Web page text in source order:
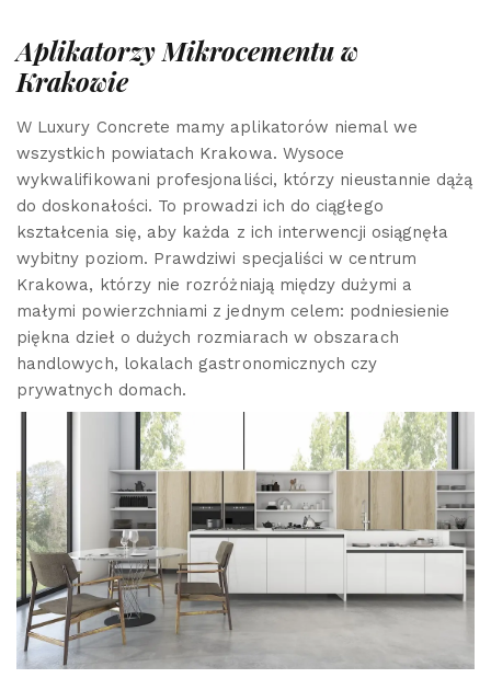
Aplikatorzy Mikrocementu w
Krakowie
W Luxury Concrete mamy aplikatorów niemal we
wszystkich powiatach Krakowa. Wysoce
wykwalifikowani profesjonaliści, którzy nieustannie dążą
do doskonałości. To prowadzi ich do ciągłego
kształcenia się, aby każda z ich interwencji osiągnęła
wybitny poziom. Prawdziwi specjaliści w centrum
Krakowa, którzy nie rozróżniają między dużymi a
małymi powierzchniami z jednym celem: podniesienie
piękna dzieł o dużych rozmiarach w obszarach
handlowych, lokalach gastronomicznych czy
prywatnych domach.